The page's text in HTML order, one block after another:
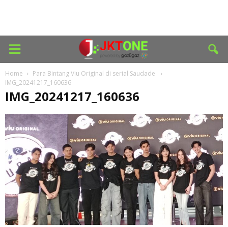
Home
Para Bintang Viu Original di serial Saudade
IMG_20241217_160636
IMG_20241217_160636